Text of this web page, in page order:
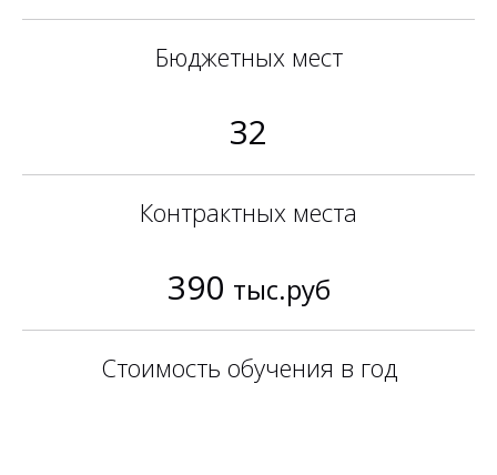
Бюджетных мест
32
Контрактных места
390 тыс.руб
Стоимость обучения в год